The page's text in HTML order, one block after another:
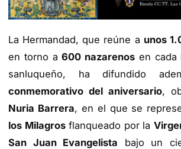
La Hermandad, que reúne a unos
en torno a600 nazarenos en cada
sanluqueño, ha difundido
conmemorativo del aniversario,
Nuria Barrera, en el que se
los Milagrosflanqueado por la
San Juan Evangelista bajo un